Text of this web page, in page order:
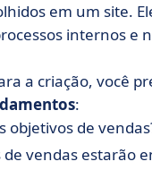
em um site.
internos e
a criação, você
:
objetivos de
vendas estarão